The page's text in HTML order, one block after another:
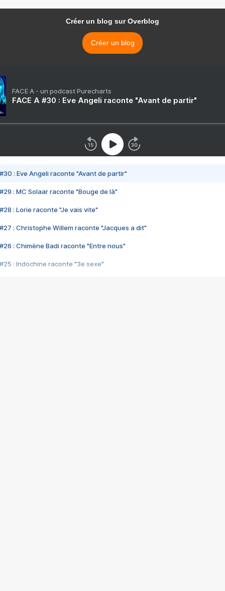
Créer un blog sur Overblog
Créer un blog
FACE A - un podcast Purecharts
FACE A #30 : Eve Angeli raconte "Avant de partir"
#30 : Eve Angeli raconte "Avant de partir"
#29 : MC Solaar raconte "Bouge de là"
#28 : Lorie raconte "Je vais vite"
#27 : Christophe Willem raconte "Jacques a dit"
#26 : Chimène Badi raconte "Entre nous"
#25 : Indochine raconte "3e sexe"